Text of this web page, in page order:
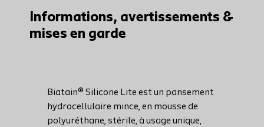
Informations, avertissements &
mises en garde
Biatain® Silicone Lite est un pansement
hydrocellulaire mince, en mousse de
polyuréthane, stérile, à usage unique,